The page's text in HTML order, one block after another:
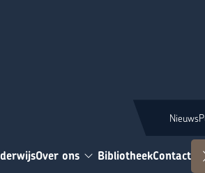
Over ons
Submenu:
BibliotheekContact
Nieuws